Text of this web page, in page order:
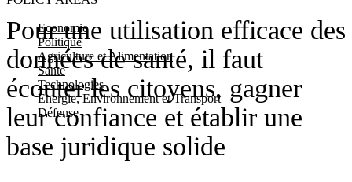
Economie
Politique
Agriculture et Alimentation
Santé
Technologies
Energie, Environnement et Transport
Défense
Pour une utilisation efficace des
données de santé, il faut
écouter les citoyens, gagner
leur confiance et établir une
base juridique solide